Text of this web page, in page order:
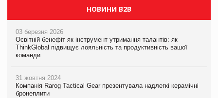
НОВИНИ B2B
03 березня 2026
Освітній бенефіт як інструмент утримання талантів: як
ThinkGlobal підвищує лояльність та продуктивність вашої
команди
31 жовтня 2024
Компанія Rarog Tactical Gear презентувала надлегкі керамічні
бронеплити